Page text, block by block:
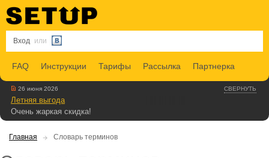
Вход или
FAQ Инструкции Тарифы Рассылка Партнерка
СВЕРНУТЬ
26 июня 2026
Летняя выгода
Очень жаркая скидка!
Главная Словарь терминов